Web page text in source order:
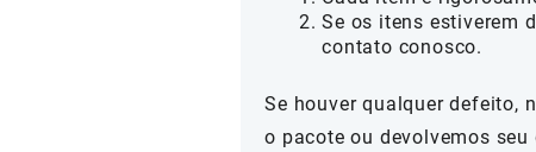
Se os itens estiverem
contato conosco.
Se houver qualquer defeito,
o pacote ou devolvemos seu